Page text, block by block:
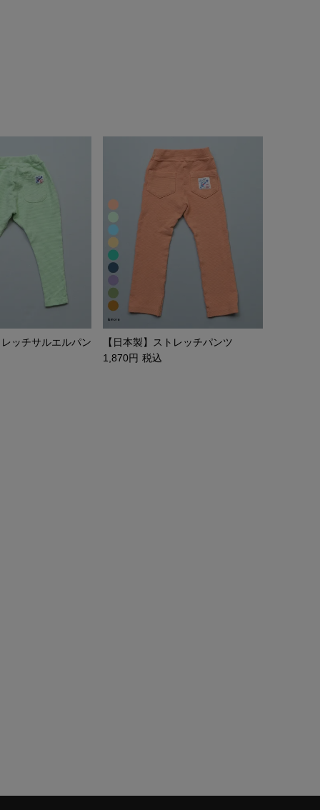
ッチサルエルパン
【日本製】ストレッチパンツ
1,870
税込